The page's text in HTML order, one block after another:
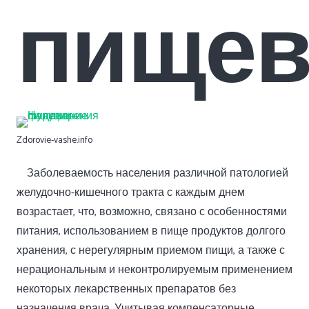
Zdorovie-vashe.info
Заболеваемость населения различной патологией
желудочно-кишечного тракта с каждым днем
возрастает, что, возможно, связано с особенностями
питания, использованием в пище продуктов долгого
хранения, с нерегулярным приемом пищи, а также с
нерациональным и неконтролируемым применением
некоторых лекарственных препаратов без